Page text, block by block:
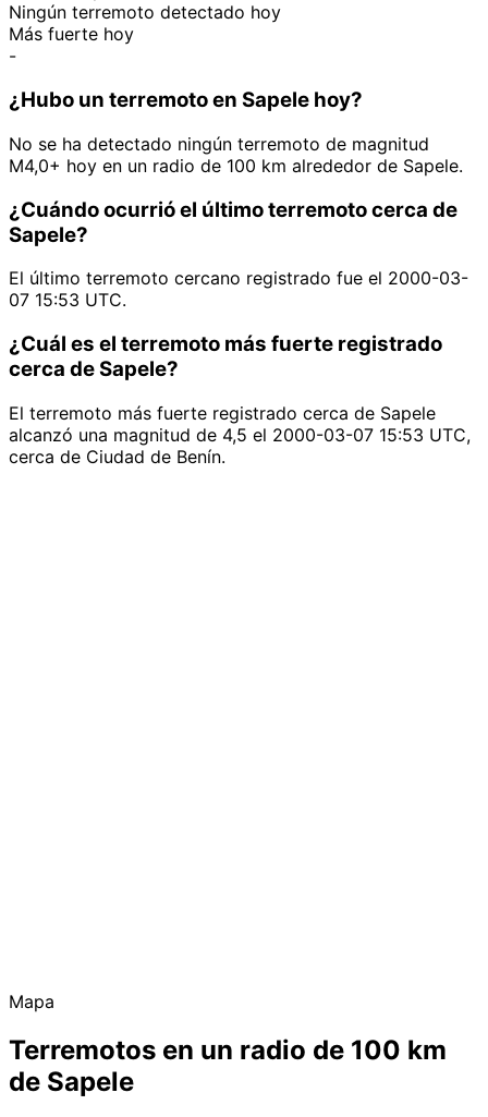
Ningún terremoto detectado hoy
Más fuerte hoy
-
¿Hubo un terremoto en Sapele hoy?
No se ha detectado ningún terremoto de magnitud
M4,0+ hoy en un radio de 100 km alrededor de Sapele.
¿Cuándo ocurrió el último terremoto cerca de
Sapele?
El último terremoto cercano registrado fue el 2000-03-
07 15:53 UTC.
¿Cuál es el terremoto más fuerte registrado
cerca de Sapele?
El terremoto más fuerte registrado cerca de Sapele
alcanzó una magnitud de 4,5 el 2000-03-07 15:53 UTC,
cerca de Ciudad de Benín.
Mapa
Terremotos en un radio de 100 km
de Sapele